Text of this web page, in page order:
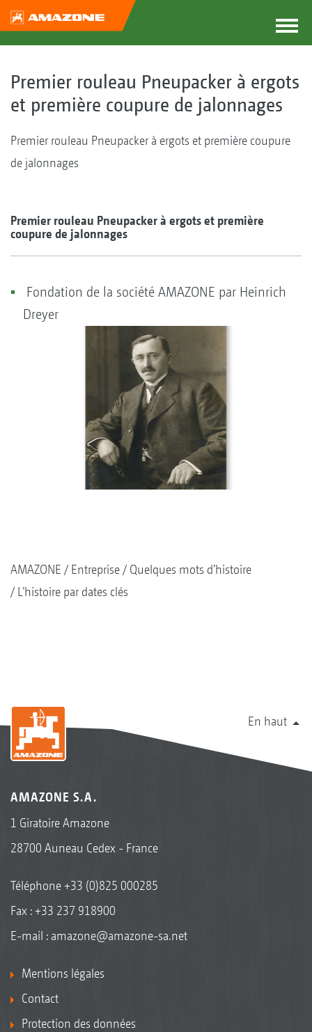
Premier rouleau Pneupacker à ergots
et première coupure de jalonnages
Premier rouleau Pneupacker à ergots et première coupure
de jalonnages
Premier rouleau Pneupacker à ergots et première
coupure de jalonnages
Fondation de la société AMAZONE par Heinrich
Dreyer
AMAZONE Entreprise
Quelques mots d’histoire
L’histoire par dates clés
En haut
AMAZONE S.A.
1 Giratoire Amazone
28700 Auneau Cedex - France
Téléphone+33 (0)825 000285
Fax : +33 237 918900
E-mail : amazone@amazone-sa.net
Mentions légales
Contact
Protection des données